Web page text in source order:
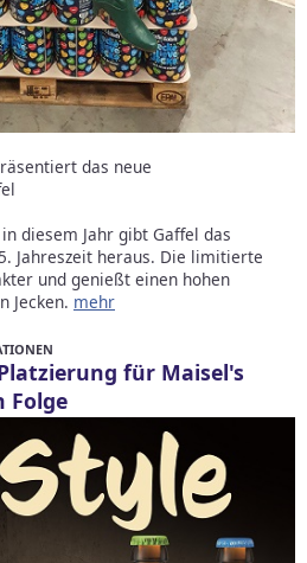
das neue
diesem Jahr gibt Gaffel das
Jahreszeit heraus. Die limitierte
und genießt einen hohen
Jecken. mehr
für Maisel's
Folge